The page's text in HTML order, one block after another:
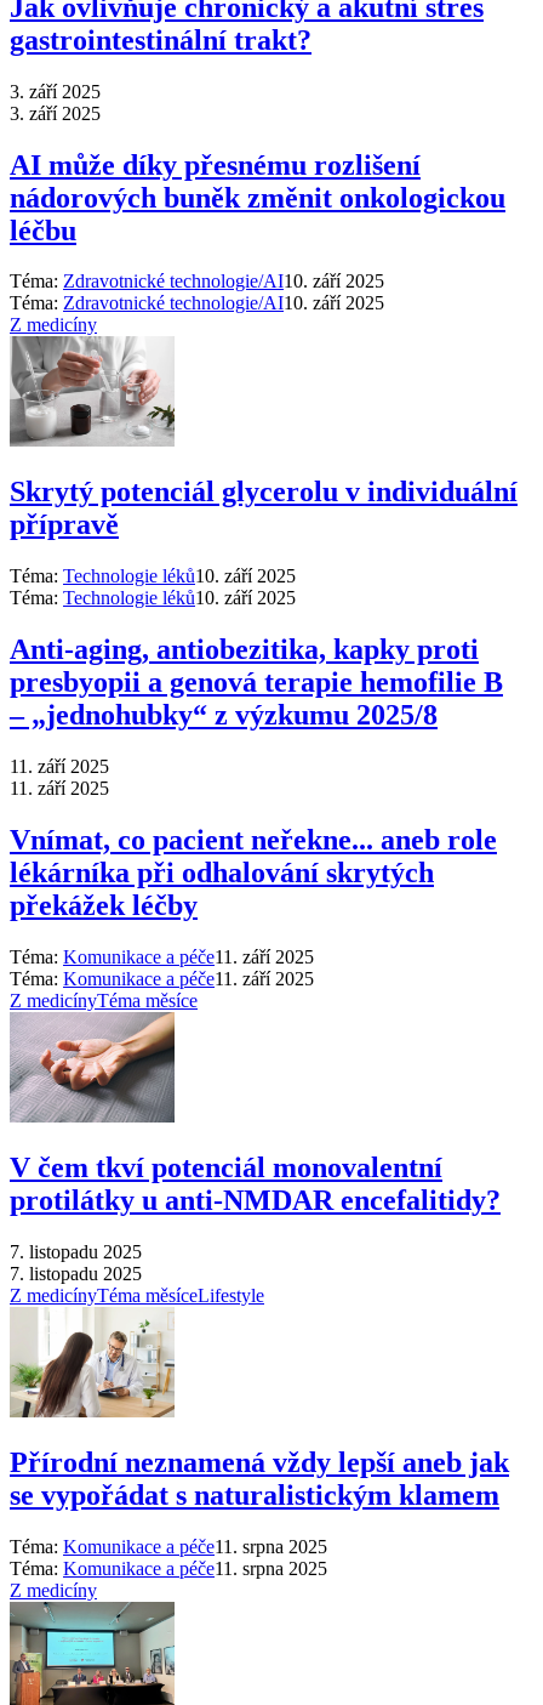
Jak ovlivňuje chronický a akutní stres
gastrointestinální trakt?
3. září 2025
3. září 2025
AI může díky přesnému rozlišení
nádorových buněk změnit onkologickou
léčbu
Téma: Zdravotnické technologie/AI10. září 2025
Téma: Zdravotnické technologie/AI10. září 2025
Z medicíny
Skrytý potenciál glycerolu v individuální
přípravě
Téma: Technologie léků10. září 2025
Téma: Technologie léků10. září 2025
Anti‑aging, antiobezitika, kapky proti
presbyopii a genová terapie hemofilie B
–⁠ „jednohubky“ z výzkumu 2025/8
11. září 2025
11. září 2025
Vnímat, co pacient neřekne... aneb role
lékárníka při odhalování skrytých
překážek léčby
Téma: Komunikace a péče11. září 2025
Téma: Komunikace a péče11. září 2025
Z medicínyTéma měsíce
V čem tkví potenciál monovalentní
protilátky u anti-NMDAR encefalitidy?
7. listopadu 2025
7. listopadu 2025
Z medicínyTéma měsíceLifestyle
Přírodní neznamená vždy lepší aneb jak
se vypořádat s naturalistickým klamem
Téma: Komunikace a péče11. srpna 2025
Téma: Komunikace a péče11. srpna 2025
Z medicíny